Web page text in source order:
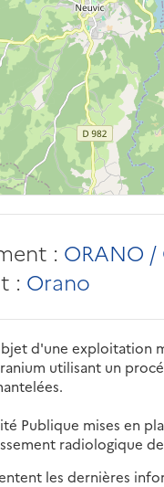
: ORANO
: Orano
d'une exploitation
utilisant un
Publique mises en
radiologique
les dernières